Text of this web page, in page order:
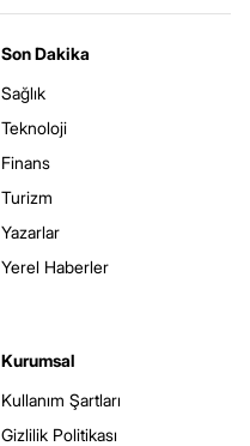
Son Dakika
Sağlık
Teknoloji
Finans
Turizm
Yazarlar
Yerel Haberler
Kurumsal
Kullanım Şartları
Gizlilik Politikası